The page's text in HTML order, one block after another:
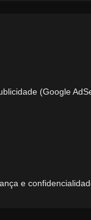
(Google
e